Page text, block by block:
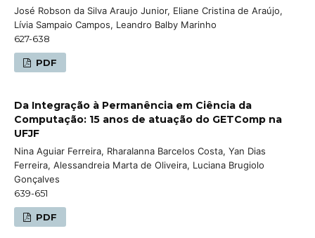
José Robson da Silva Araujo Junior, Eliane Cristina de Araújo,
Lívia Sampaio Campos, Leandro Balby Marinho
627-638
PDF
Da Integração à Permanência em Ciência da
Computação: 15 anos de atuação do GETComp na
UFJF
Nina Aguiar Ferreira, RharaIanna Barcelos Costa, Yan Dias
Ferreira, Alessandreia Marta de Oliveira, Luciana Brugiolo
Gonçalves
639-651
PDF